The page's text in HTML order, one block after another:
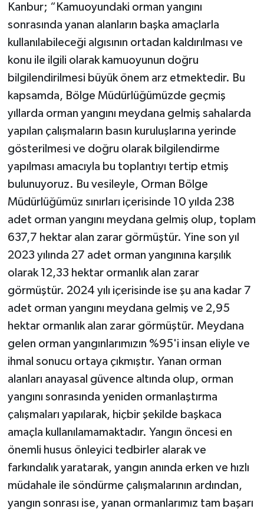
Kanbur; “Kamuoyundaki orman yangını
sonrasında yanan alanların başka amaçlarla
kullanılabileceği algısının ortadan kaldırılması ve
konu ile ilgili olarak kamuoyunun doğru
bilgilendirilmesi büyük önem arz etmektedir. Bu
kapsamda, Bölge Müdürlüğümüzde geçmiş
yıllarda orman yangını meydana gelmiş sahalarda
yapılan çalışmaların basın kuruluşlarına yerinde
gösterilmesi ve doğru olarak bilgilendirme
yapılması amacıyla bu toplantıyı tertip etmiş
bulunuyoruz. Bu vesileyle, Orman Bölge
Müdürlüğümüz sınırları içerisinde 10 yılda 238
adet orman yangını meydana gelmiş olup, toplam
637,7 hektar alan zarar görmüştür. Yine son yıl
2023 yılında 27 adet orman yangınına karşılık
olarak 12,33 hektar ormanlık alan zarar
görmüştür. 2024 yılı içerisinde ise şu ana kadar 7
adet orman yangını meydana gelmiş ve 2,95
hektar ormanlık alan zarar görmüştür. Meydana
gelen orman yangınlarımızın %95'i insan eliyle ve
ihmal sonucu ortaya çıkmıştır. Yanan orman
alanları anayasal güvence altında olup, orman
yangını sonrasında yeniden ormanlaştırma
çalışmaları yapılarak, hiçbir şekilde başkaca
amaçla kullanılamamaktadır. Yangın öncesi en
önemli husus önleyici tedbirler alarak ve
farkındalık yaratarak, yangın anında erken ve hızlı
müdahale ile söndürme çalışmalarının ardından,
yangın sonrası ise, yanan ormanlarımız tam başarı